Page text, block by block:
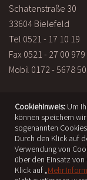
Schatenstraße 30
33604 Bielefeld
Tel 0521 - 17 10 19
Fax 0521 - 27 00 979
Mobil 0172 - 5678
Cookiehinweis: Um
können speichern
sogenannten
Durch den Klick auf
Verwendung von
über den Einsatz
Klick auf „Mehr